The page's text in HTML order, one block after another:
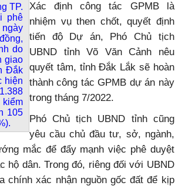
TP.
phê
do
giao
Đắk
hiện
105
.
Xác định công tác GPMB là
nhiệm vụ then chốt, quyết định
tiến độ Dự án, Phó Chủ tịch
UBND tỉnh Võ Văn Cảnh nêu
quyết tâm, tỉnh Đắk Lắk sẽ hoàn
thành công tác GPMB dự án này
trong tháng 7/2022.
Phó Chủ tịch UBND tỉnh cũng
yêu cầu chủ đầu tư, sở, ngành,
mắc để đẩy mạnh việc phê duyệt
hộ dân.Trong đó, riêng đối với UBND
chính xác nhận nguồn gốc đất để kịp